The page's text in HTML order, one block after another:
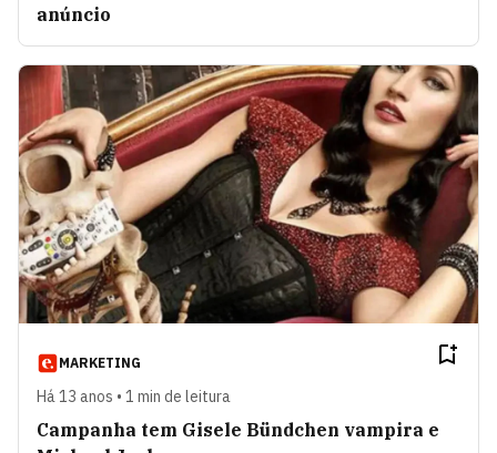
anúncio
MARKETING
Há 13 anos • 1 min de leitura
Campanha tem Gisele Bündchen vampira e